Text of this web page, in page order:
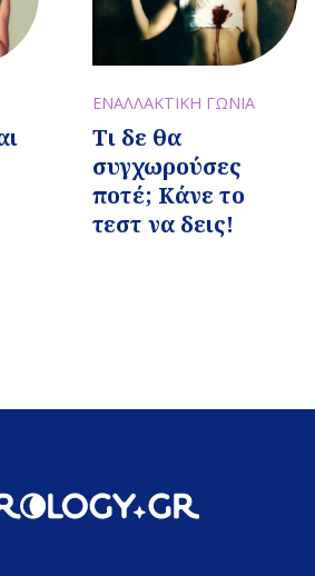
ΕΝΑΛΛΑΚΤΙΚΗ ΓΩΝΙΑ
Τι δε θα
συγχωρούσες
ποτέ; Κάνε το
τεστ να δεις!